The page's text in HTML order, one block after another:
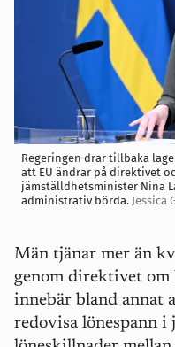
Regeringen drar tillbaka
att EU ändrar på direktivet
jämställdhetsminister Nina
administrativ börda. Jessica
Män tjänar mer än
genom direktivet
innebär bland annat
redovisa lönespann i